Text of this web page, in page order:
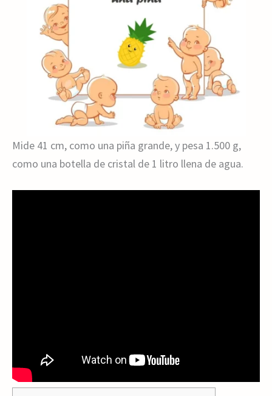
Mide 41 cm, como una piña grande, y pesa 1.500 g,
como una botella de cristal de 1 litro llena de agua.